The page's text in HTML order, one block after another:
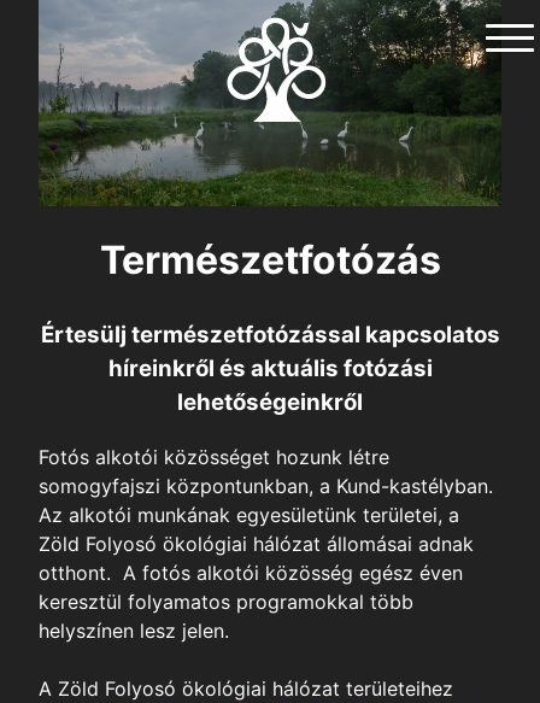
content
Természetfotózás
Értesülj természetfotózással kapcsolatos
híreinkről és aktuális fotózási
lehetőségeinkről
Fotós alkotói közösséget hozunk létre
somogyfajszi központunkban, a Kund-kastélyban.
Az alkotói munkának egyesületünk területei, a
Zöld Folyosó ökológiai hálózat állomásai adnak
otthont. A fotós alkotói közösség egész éven
keresztül folyamatos programokkal több
helyszínen lesz jelen.
A Zöld Folyosó ökológiai hálózat területeihez